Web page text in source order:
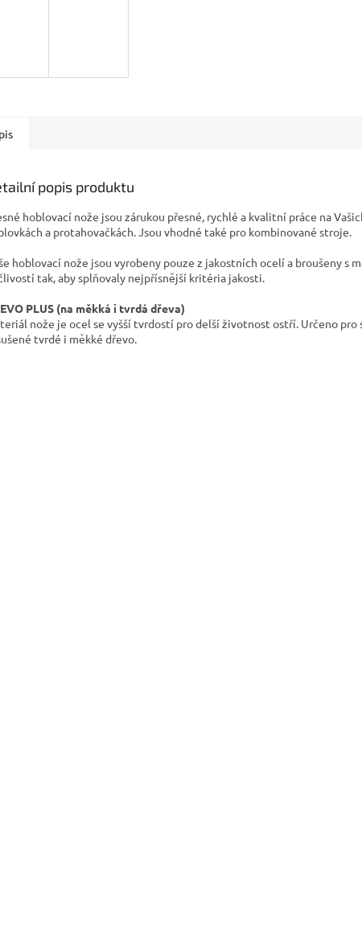
popis produktu
hoblovací nože jsou zárukou přesné, rychlé a kvalitní práce na
a protahovačkách. Jsou vhodné také pro kombinované stroje.
hoblovací nože jsou vyrobeny pouze z jakostních ocelí a broušeny s
tak, aby splňovaly nejpřísnější kritéria jakosti.
PLUS (na měkká i tvrdá dřeva)
nože je ocel se vyšší tvrdostí pro delší životnost ostří. Určeno pro
tvrdé i měkké dřevo.